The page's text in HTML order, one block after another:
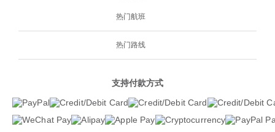
热门航班
热门路线
支持付款方式